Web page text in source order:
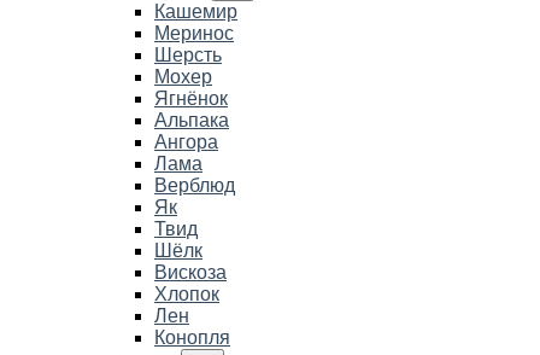
Кашемир
Меринос
Шерсть
Мохер
Ягнёнок
Альпака
Ангора
Лама
Верблюд
Як
Твид
Шёлк
Вискоза
Хлопок
Лен
Конопля